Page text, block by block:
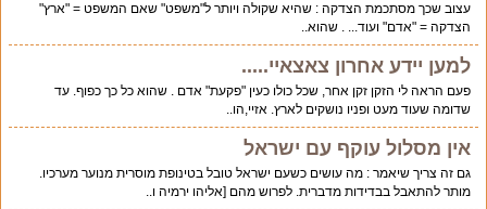
עצוב שכך מסתכמת הצדקה : שהיא שקולה ויותר ל"משפט" שאם המשפט = "ארץ"
הצדקה = "אדם" ועוד... . שהוא..
למען יידע אחרון צאצאיי.....
פעם הראה לי הזקן זקן אחר, שכל כולו כעין "פקעת" אדם . שהוא כל כך כפוף. עד
שדומה שעוד מעט ופניו נושקים לארץ. אזיי,הו..
אין מסלול עוקף עם ישראל
גם זה צריך שיאמר : מה עושים כשעם ישראל טובל בטינופת מוסרית מנוער מערכיו.
מותר להתאבל בבדידות מדברית. לפרוש מהם [אליהו ירמיה ו..